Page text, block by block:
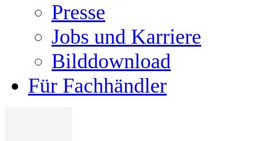
Presse
Jobs und Karriere
Bilddownload
Für Fachhändler